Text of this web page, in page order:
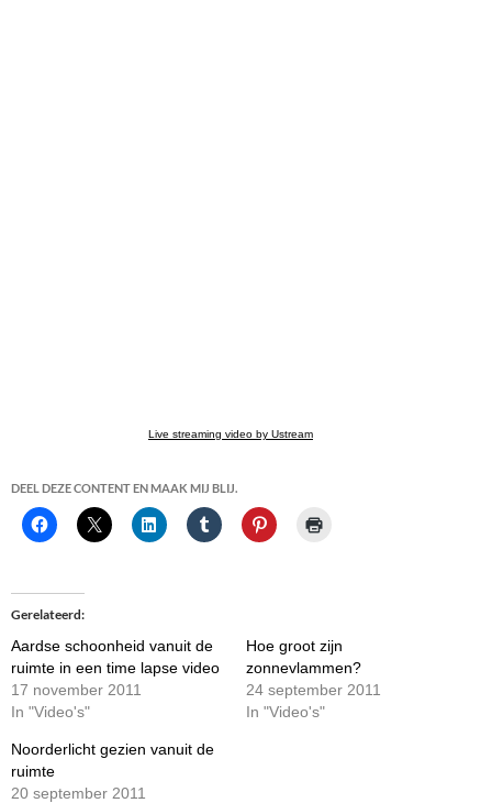
Live streaming video by Ustream
DEEL DEZE CONTENT EN MAAK MIJ BLIJ.
Gerelateerd
Aardse schoonheid vanuit de
ruimte in een time lapse video
17 november 2011
In "Video's"
Hoe groot zijn
zonnevlammen?
24 september 2011
In "Video's"
Noorderlicht gezien vanuit de
ruimte
20 september 2011